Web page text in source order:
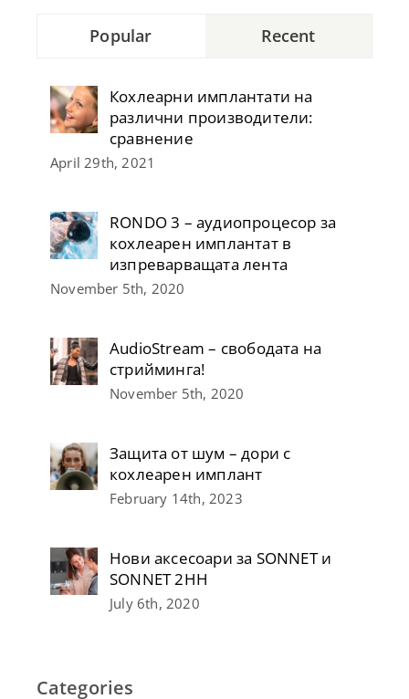
Popular Recent
Кохлеарни имплантати на
различни производители:
сравнение
April 29th, 2021
RONDO 3 – аудиопроцесор за
кохлеарен имплантат в
изпреварващата лента
November 5th, 2020
AudioStream – свободата на
стрийминга!
November 5th, 2020
Защита от шум – дори с
кохлеарен имплант
February 14th, 2023
Нови аксесоари за SONNET и
SONNET 2НН
July 6th, 2020
Categories